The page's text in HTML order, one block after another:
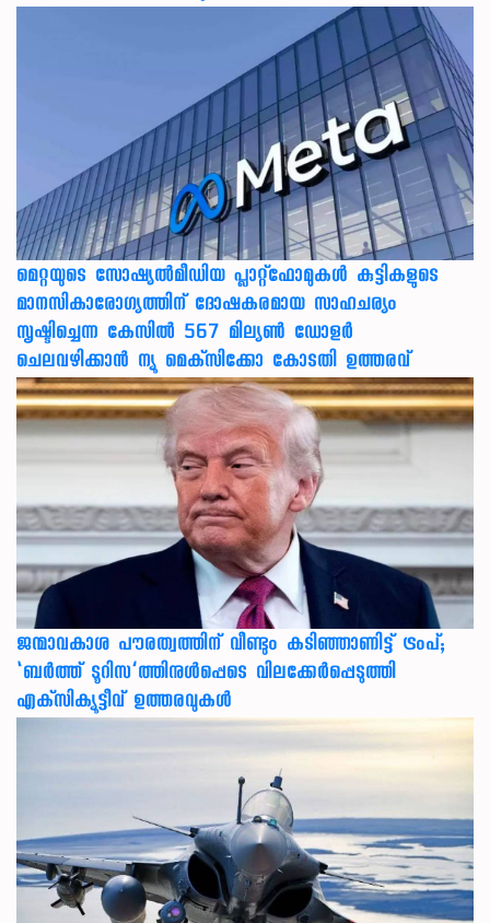
മെറ്റയുടെ സോഷ്യല്‍മീഡിയ പ്ലാറ്റ്‌ഫോമുകള്‍ കുട്ടികളുടെ
മാനസികാരോഗ്യത്തിന് ദോഷകരമായ സാഹചര്യം
സൃഷ്ടിച്ചെന്ന കേസില്‍ 567 മില്യണ്‍ ഡോളര്‍
ചെലവഴിക്കാന്‍ ന്യൂ മെക്‌സിക്കോ കോടതി ഉത്തരവ്
ജന്മാവകാശ പൗരത്വത്തിന് വീണ്ടും കടിഞ്ഞാണിട്ട് ട്രംപ്;
‘ബര്‍ത്ത് ടൂറിസ’ത്തിനുള്‍പ്പെടെ വിലക്കേര്‍പ്പെടുത്തി
എക്‌സിക്യൂട്ടീവ് ഉത്തരവുകള്‍